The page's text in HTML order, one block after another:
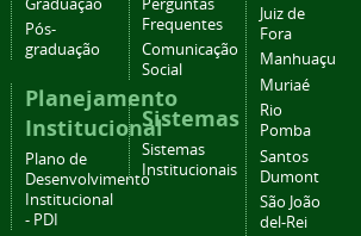
Pós-
graduação
Planejamento
Institucional
Plano de
Desenvolvimento
Institucional
- PDI
Frequentes
Comunicação
Social
Sistemas
Sistemas
Institucionais
Juiz de
Fora
Manhuaçu
Muriaé
Rio
Pomba
Santos
Dumont
São João
del-Rei